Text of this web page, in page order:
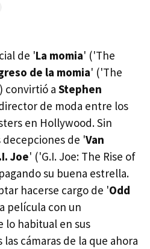
de 'La momia' ('The
de la momia' ('The
convirtió a Stephen
de moda entre los
en Hollywood. Sin
decepciones de 'Van
Joe' ('G.I. Joe: The Rise of
su buena estrella.
hacerse cargo de 'Odd
película con un
lo habitual en sus
cámaras de la que ahora